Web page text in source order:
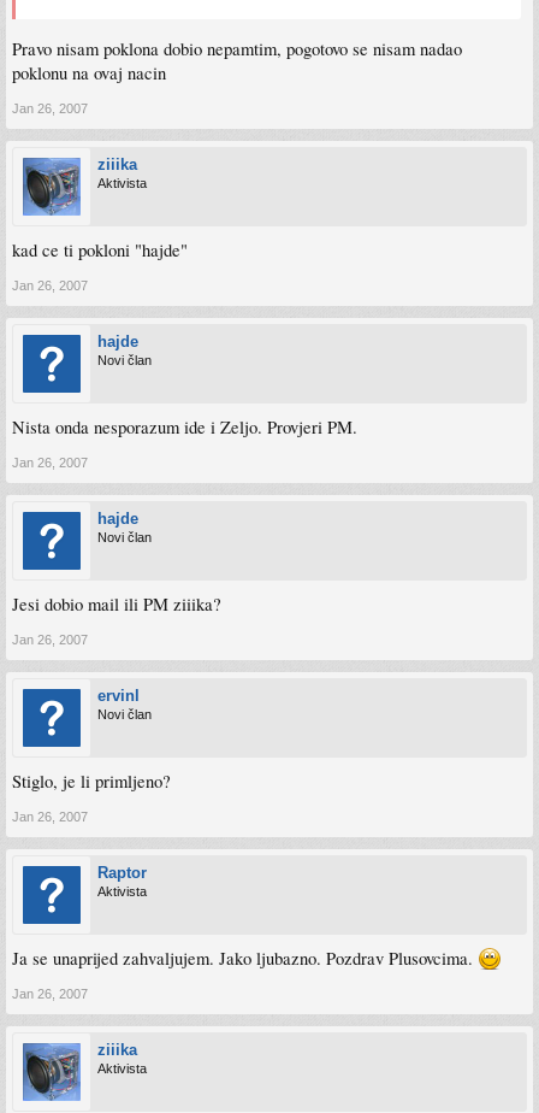
Pravo nisam poklona dobio nepamtim, pogotovo se nisam nadao
poklonu na ovaj nacin
Jan 26, 2007
ziiika
Aktivista
kad ce ti pokloni "hajde"
Jan 26, 2007
hajde
Novi član
Nista onda nesporazum ide i Zeljo. Provjeri PM.
Jan 26, 2007
hajde
Novi član
Jesi dobio mail ili PM ziiika?
Jan 26, 2007
ervinl
Novi član
Stiglo, je li primljeno?
Jan 26, 2007
Raptor
Aktivista
Ja se unaprijed zahvaljujem. Jako ljubazno. Pozdrav Plusovcima.
Jan 26, 2007
ziiika
Aktivista